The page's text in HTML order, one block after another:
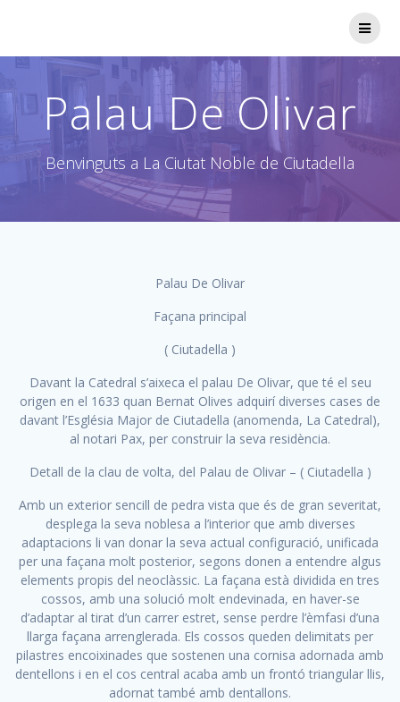
Palau De Olivar
Benvinguts a La Ciutat Noble de Ciutadella
Palau De Olivar
Façana principal
( Ciutadella )
Davant la Catedral s’aixeca el palau De Olivar, que té el seu
origen en el 1633 quan Bernat Olives adquirí diverses cases de
davant l’Església Major de Ciutadella (anomenda, La Catedral),
al notari Pax, per construir la seva residència.
Detall de la clau de volta, del Palau de Olivar – ( Ciutadella )
Amb un exterior sencill de pedra vista que és de gran severitat,
desplega la seva noblesa a l’interior que amb diverses
adaptacions li van donar la seva actual configuració, unificada
per una façana molt posterior, segons donen a entendre algus
elements propis del neoclàssic. La façana està dividida en tres
cossos, amb una solució molt endevinada, en haver-se
d’adaptar al tirat d’un carrer estret, sense perdre l’èmfasi d’una
llarga façana arrenglerada. Els cossos queden delimitats per
pilastres encoixinades que sostenen una cornisa adornada amb
dentellons i en el cos central acaba amb un frontó triangular llis,
adornat també amb dentallons.